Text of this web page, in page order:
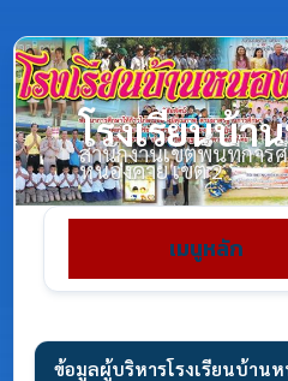
โรงเรียนบ้า
สำนักงานเขตพื้นที่การ
หนองคาย เขต 2
เมนูหลัก
ข้อมูลผู้บริหารโรงเรียนบ้านห